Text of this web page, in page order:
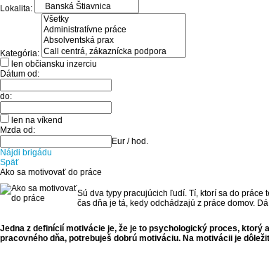
Lokalita:
Kategória:
len občiansku inzerciu
Dátum od:
do:
len na víkend
Mzda od:
Eur / hod.
Nájdi brigádu
Späť
Ako sa motivovať do práce
Sú dva typy pracujúcich ľudí. Tí, ktorí sa do
čas dňa je tá, kedy odchádzajú z práce domov.
Jedna z definícií motivácie je, že je to psychologický proces,
pracovného dňa, potrebuješ dobrú motiváciu. Na motivácii je